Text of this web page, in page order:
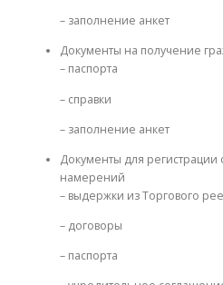
– заполнение анкет
Документы на получение
– паспорта
– справки
– заполнение анкет
Документы для
намерений
– выдержки из Торгового
– договоры
– паспорта